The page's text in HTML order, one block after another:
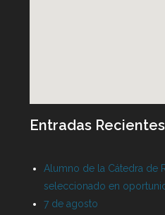
Entradas Recientes
Alumno de la Cátedra de
seleccionado en
7 de agosto